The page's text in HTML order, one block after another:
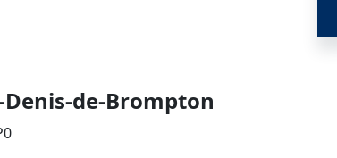
de-Brompton